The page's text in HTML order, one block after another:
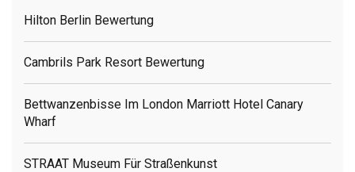
Hilton Berlin Bewertung
Cambrils Park Resort Bewertung
Bettwanzenbisse Im London Marriott Hotel Canary
Wharf
STRAAT Museum Für Straßenkunst